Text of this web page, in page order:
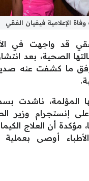
الإعلامية فيفيان الفقي
قد واجهت في
الصحية، بعد
ما كشفت عنه
المؤلمة، ناشدت
إنستجرام وزير
مؤكدة أن العلاج
أوصى بعملية